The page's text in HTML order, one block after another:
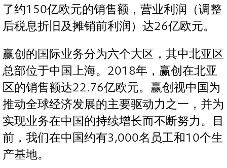
了约150亿欧元的销售额，营业利润（调整
后税息折旧及摊销前利润）达26亿欧元。
赢创的国际业务分为六个大区，其中北亚区
总部位于中国上海。2018年，赢创在北亚
区的销售额达22.76亿欧元。赢创视中国为
推动全球经济发展的主要驱动力之一，并为
实现业务在中国的持续增长而不断努力。目
前，我们在中国约有3,000名员工和10个生
产基地。